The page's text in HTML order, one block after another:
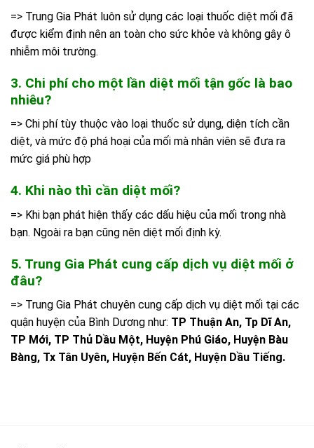
=> Trung Gia Phát luôn sử dụng các loại thuốc diệt mối đã
được kiểm định nên an toàn cho sức khỏe và không gây ô
nhiễm môi trường.
3. Chi phí cho một lần diệt mối tận gốc là bao
nhiêu?
=> Chi phí tùy thuộc vào loại thuốc sử dụng, diện tích cần
diệt, và mức độ phá hoại của mối mà nhân viên sẽ đưa ra
mức giá phù hợp
4. Khi nào thì cần diệt mối?
=> Khi bạn phát hiện thấy các dấu hiệu của mối trong nhà
bạn. Ngoài ra bạn cũng nên diệt mối định kỳ.
5. Trung Gia Phát cung cấp dịch vụ diệt mối ở
đâu?
=> Trung Gia Phát chuyên cung cấp dịch vụ diệt mối tại các
quận huyện của Bình Dương như: TP Thuận An, Tp Dĩ An,
TP Mới, TP Thủ Dầu Một, Huyện Phú Giáo, Huyện Bàu
Bàng, Tx Tân Uyên, Huyện Bến Cát, Huyện Dầu Tiếng.